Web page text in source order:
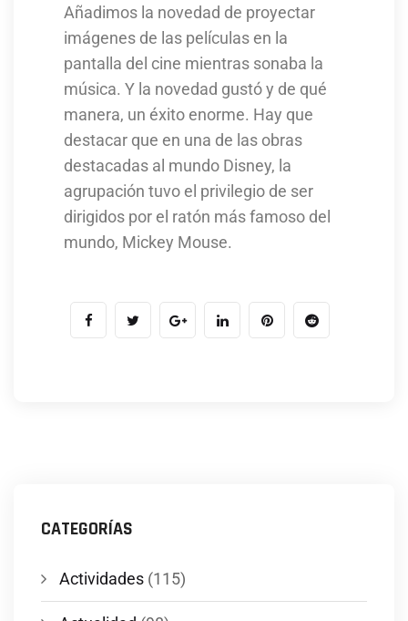
Añadimos la novedad de proyectar
imágenes de las películas en la
pantalla del cine mientras sonaba la
música. Y la novedad gustó y de qué
manera, un éxito enorme. Hay que
destacar que en una de las obras
destacadas al mundo Disney, la
agrupación tuvo el privilegio de ser
dirigidos por el ratón más famoso del
mundo, Mickey Mouse.
CATEGORÍAS
Actividades (115)